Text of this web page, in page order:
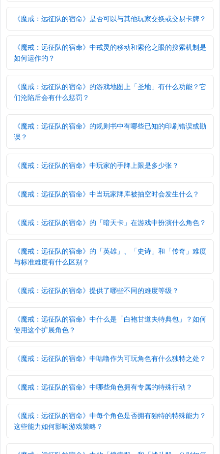
《魔戒：远征队的宿命》是否可以与其他玩家交换或交易卡牌？
《魔戒：远征队的宿命》中戒灵的移动和索伦之眼的搜索机制是
如何运作的？
《魔戒：远征队的宿命》的游戏地图上「圣地」有什么功能？它
们沦陷后会有什么惩罚？
《魔戒：远征队的宿命》的规则书中有哪些已知的印刷错误或勘
误？
《魔戒：远征队的宿命》中玩家的手牌上限是多少张？
《魔戒：远征队的宿命》中当玩家牌库被抽空时会发生什么？
《魔戒：远征队的宿命》的「暗天卡」在游戏中扮演什么角色？
《魔戒：远征队的宿命》的「英雄」、「史诗」和「传奇」难度
与标准难度有什么区别？
《魔戒：远征队的宿命》提供了哪些不同的难度等级？
《魔戒：远征队的宿命》中什么是「白袍甘道夫特典包」？如何
使用这个扩展角色？
《魔戒：远征队的宿命》中咕噜作为可玩角色有什么独特之处？
《魔戒：远征队的宿命》中哪些角色拥有专属的特殊行动？
《魔戒：远征队的宿命》中每个角色是否拥有独特的特殊能力？
这些能力如何影响游戏策略？